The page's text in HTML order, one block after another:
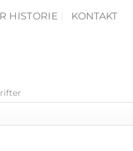
HISTORIE KONTAKT